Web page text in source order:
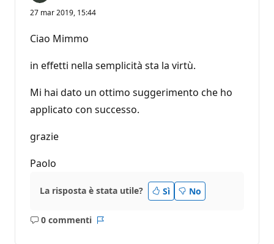
27 mar 2019, 15:44
Ciao Mimmo
in effetti nella semplicità sta la virtù.
Mi hai dato un ottimo suggerimento che ho
applicato con successo.
grazie
Paolo
La risposta è stata utile? Sì No
0 commenti
Nessun